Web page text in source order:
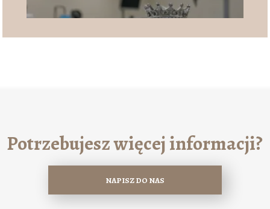
Potrzebujesz więcej informacji?
NAPISZ DO NAS